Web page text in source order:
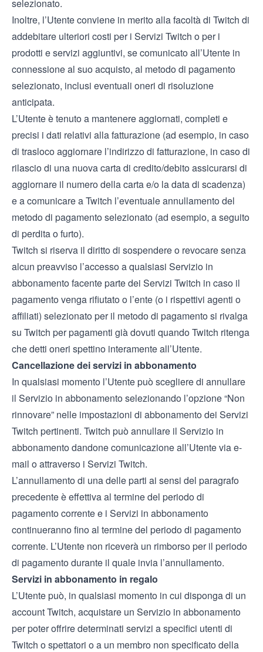
selezionato.
Inoltre, l’Utente conviene in merito alla facoltà di Twitch di
addebitare ulteriori costi per i Servizi Twitch o per i
prodotti e servizi aggiuntivi, se comunicato all’Utente in
connessione al suo acquisto, al metodo di pagamento
selezionato, inclusi eventuali oneri di risoluzione
anticipata.
L’Utente è tenuto a mantenere aggiornati, completi e
precisi i dati relativi alla fatturazione (ad esempio, in caso
di trasloco aggiornare l’indirizzo di fatturazione, in caso di
rilascio di una nuova carta di credito/debito assicurarsi di
aggiornare il numero della carta e/o la data di scadenza)
e a comunicare a Twitch l’eventuale annullamento del
metodo di pagamento selezionato (ad esempio, a seguito
di perdita o furto).
Twitch si riserva il diritto di sospendere o revocare senza
alcun preavviso l’accesso a qualsiasi Servizio in
abbonamento facente parte dei Servizi Twitch in caso il
pagamento venga rifiutato o l’ente (o i rispettivi agenti o
affiliati) selezionato per il metodo di pagamento si rivalga
su Twitch per pagamenti già dovuti quando Twitch ritenga
che detti oneri spettino interamente all’Utente.
Cancellazione dei servizi in abbonamento
In qualsiasi momento l’Utente può scegliere di annullare
il Servizio in abbonamento selezionando l’opzione “Non
rinnovare” nelle impostazioni di abbonamento dei Servizi
Twitch pertinenti. Twitch può annullare il Servizio in
abbonamento dandone comunicazione all’Utente via e-
mail o attraverso i Servizi Twitch.
L’annullamento di una delle parti ai sensi del paragrafo
precedente è effettiva al termine del periodo di
pagamento corrente e i Servizi in abbonamento
continueranno fino al termine del periodo di pagamento
corrente. L’Utente non riceverà un rimborso per il periodo
di pagamento durante il quale invia l’annullamento.
Servizi in abbonamento in regalo
L’Utente può, in qualsiasi momento in cui disponga di un
account Twitch, acquistare un Servizio in abbonamento
per poter offrire determinati servizi a specifici utenti di
Twitch o spettatori o a un membro non specificato della